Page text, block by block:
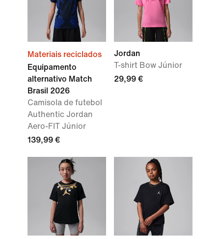
Materiais reciclados
Equipamento
alternativo Match
Brasil 2026
Camisola de futebol
Authentic Jordan
Aero-FIT Júnior
139,99 €
Jordan
T-shirt Bow Júnior
29,99 €